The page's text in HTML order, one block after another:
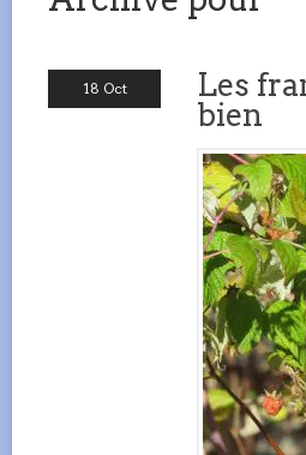
18 Oct
Les
bien